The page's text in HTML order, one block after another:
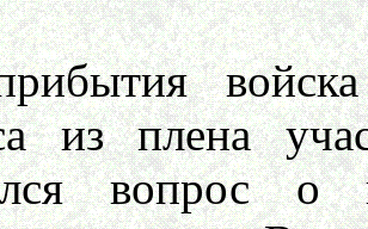
из плена
вопрос о